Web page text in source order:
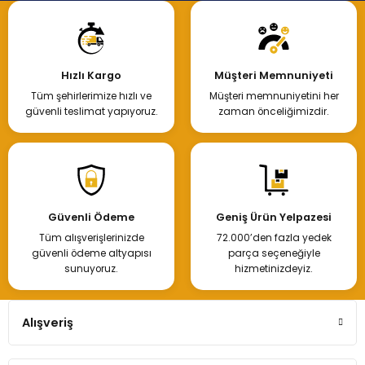
Hızlı Kargo
Tüm şehirlerimize hızlı ve
güvenli teslimat yapıyoruz.
Müşteri Memnuniyeti
Müşteri memnuniyetini her
zaman önceliğimizdir.
Güvenli Ödeme
Tüm alışverişlerinizde
güvenli ödeme altyapısı
sunuyoruz.
Geniş Ürün Yelpazesi
72.000’den fazla yedek
parça seçeneğiyle
hizmetinizdeyiz.
Alışveriş